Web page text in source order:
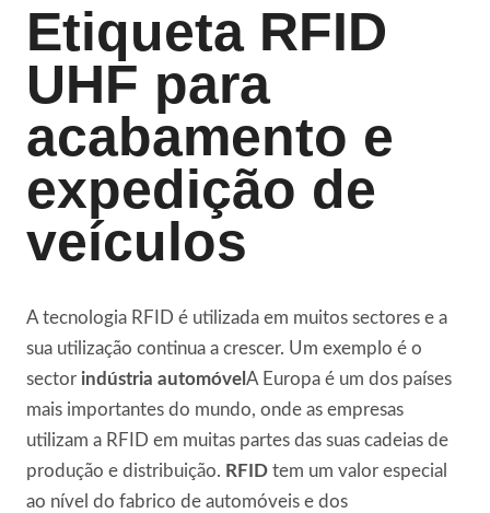
Etiqueta RFID
UHF para
acabamento e
expedição de
veículos
A tecnologia RFID é utilizada em muitos sectores e a
sua utilização continua a crescer. Um exemplo é o
sector indústria automóvel A Europa é um dos países
mais importantes do mundo, onde as empresas
utilizam a RFID em muitas partes das suas cadeias de
produção e distribuição. RFID tem um valor especial
ao nível do fabrico de automóveis e dos